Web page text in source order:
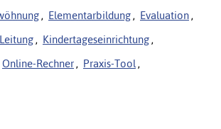
, Elementarbildung , Evaluation ,
, Kindertageseinrichtung ,
Online-Rechner , Praxis-Tool ,